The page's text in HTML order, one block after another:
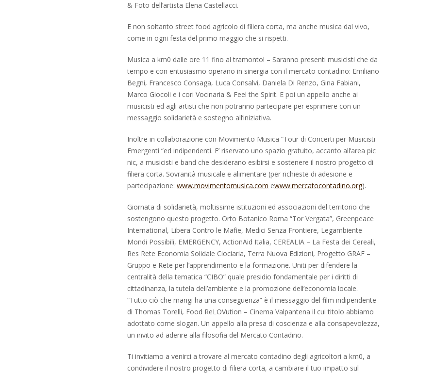
& Foto dell’artista Elena Castellacci.
E non soltanto street food agricolo di filiera corta, ma anche musica dal vivo,
come in ogni festa del primo maggio che si rispetti.
Musica a km0 dalle ore 11 fino al tramonto! – Saranno presenti musicisti che da
tempo e con entusiasmo operano in sinergia con il mercato contadino: Emiliano
Begni, Francesco Consaga, Luca Consalvi, Daniela Di Renzo, Gina Fabiani,
Marco Giocoli e i cori Vocinaria & Feel the Spirit. E poi un appello anche ai
musicisti ed agli artisti che non potranno partecipare per esprimere con un
messaggio solidarietà e sostegno all’iniziativa.
Inoltre in collaborazione con Movimento Musica “Tour di Concerti per Musicisti
Emergenti “ed indipendenti. E’ riservato uno spazio gratuito, accanto all’area pic
nic, a musicisti e band che desiderano esibirsi e sostenere il nostro progetto di
filiera corta. Sovranità musicale e alimentare (per richieste di adesione e
partecipazione: www.movimentomusica.com ewww.mercatocontadino.org).
Giornata di solidarietà, moltissime istituzioni ed associazioni del territorio che
sostengono questo progetto. Orto Botanico Roma “Tor Vergata”, Greenpeace
International, Libera Contro le Mafie, Medici Senza Frontiere, Legambiente
Mondi Possibili, EMERGENCY, ActionAid Italia, CEREALIA – La Festa dei Cereali,
Res Rete Economia Solidale Ciociaria, Terra Nuova Edizioni, Progetto GRAF –
Gruppo e Rete per l’apprendimento e la formazione. Uniti per difendere la
centralità della tematica “CIBO” quale presidio fondamentale per i diritti di
cittadinanza, la tutela dell’ambiente e la promozione dell’economia locale.
“Tutto ciò che mangi ha una conseguenza” è il messaggio del film indipendente
di Thomas Torelli, Food ReLOVution – Cinema Valpantena il cui titolo abbiamo
adottato come slogan. Un appello alla presa di coscienza e alla consapevolezza,
un invito ad aderire alla filosofia del Mercato Contadino.
Ti invitiamo a venirci a trovare al mercato contadino degli agricoltori a km0, a
condividere il nostro progetto di filiera corta, a cambiare il tuo impatto sul